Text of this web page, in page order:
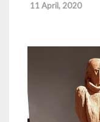
11 April, 2020